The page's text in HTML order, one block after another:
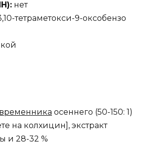
нет
тетраметокси-9-оксобензо
осеннего (50-150: 1)
на колхицин], экстракт
и 28-32 %